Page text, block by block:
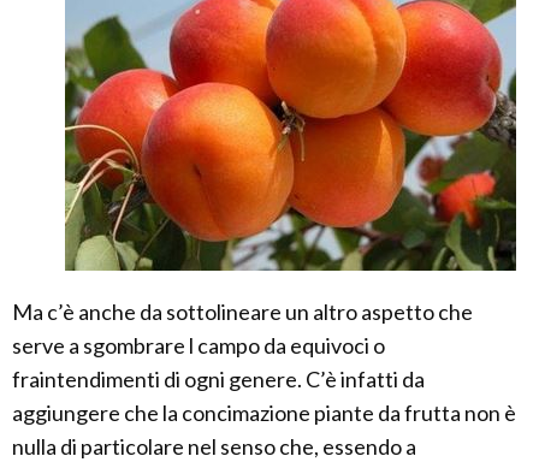
Ma c’è anche da sottolineare un altro aspetto che
serve a sgombrare l campo da equivoci o
fraintendimenti di ogni genere. C’è infatti da
aggiungere che la concimazione piante da frutta non è
nulla di particolare nel senso che, essendo a